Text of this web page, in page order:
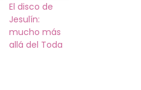
El disco de
Jesulín:
mucho más
allá del Toda